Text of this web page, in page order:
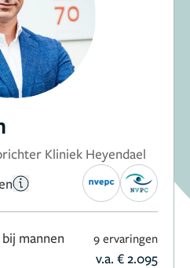
Kliniek Heyendael
mannen 9 ervaringen
v.a. € 2.095